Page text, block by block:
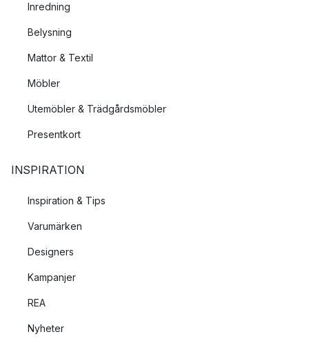
Inredning
Belysning
Mattor & Textil
Möbler
Utemöbler & Trädgårdsmöbler
Presentkort
INSPIRATION
Inspiration & Tips
Varumärken
Designers
Kampanjer
REA
Nyheter